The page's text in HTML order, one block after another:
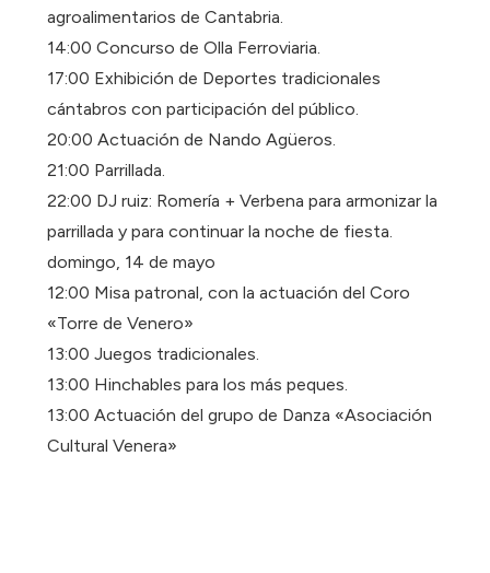
agroalimentarios de Cantabria.
14:00 Concurso de Olla Ferroviaria.
17:00 Exhibición de Deportes tradicionales
cántabros con participación del público.
20:00 Actuación de Nando Agüeros.
21:00 Parrillada.
22:00 DJ ruiz: Romería + Verbena para armonizar la
parrillada y para continuar la noche de fiesta.
domingo, 14 de mayo
12:00 Misa patronal, con la actuación del Coro
«Torre de Venero»
13:00 Juegos tradicionales.
13:00 Hinchables para los más peques.
13:00 Actuación del grupo de Danza «Asociación
Cultural Venera»